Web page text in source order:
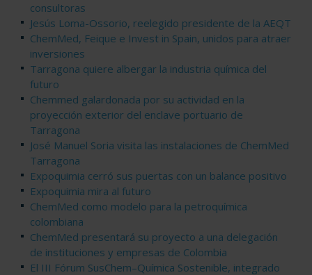
consultoras
Jesús Loma-Ossorio, reelegido presidente de la AEQT
ChemMed, Feique e Invest in Spain, unidos para atraer
inversiones
Tarragona quiere albergar la industria química del
futuro
Chemmed galardonada por su actividad en la
proyección exterior del enclave portuario de
Tarragona
José Manuel Soria visita las instalaciones de ChemMed
Tarragona
Expoquimia cerró sus puertas con un balance positivo
Expoquimia mira al futuro
ChemMed como modelo para la petroquímica
colombiana
ChemMed presentará su proyecto a una delegación
de instituciones y empresas de Colombia
El III Fórum SusChem–Química Sostenible, integrado